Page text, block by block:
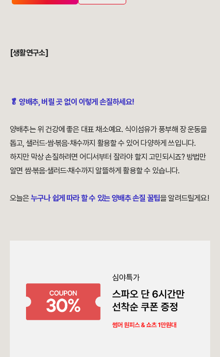
“진작 이렇게 썰걸...” 양배추 버릴 곳 하나 없는 “평생 써먹는 손질법”
[생활연구소]
🥬 양배추, 버릴 곳 없이 이렇게 손질하세요!
양배추는 위 건강에 좋은 대표 채소예요. 식이섬유가 풍부해 장 운동을
돕고, 샐러드·쌈·볶음·채수까지 활용할 수 있어 다양하게 쓰입니다.
하지만 막상 손질하려면 어디서부터 잘라야 할지 고민되시죠? 방법만
알면 쌈·볶음·샐러드·채수까지 알뜰하게 활용할 수 있습니다.
오늘은 누구나 쉽게 따라 할 수 있는 양배추 손질 꿀팁을 알려드릴게요!